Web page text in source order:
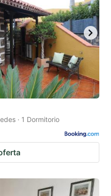
· 1 Dormitorio